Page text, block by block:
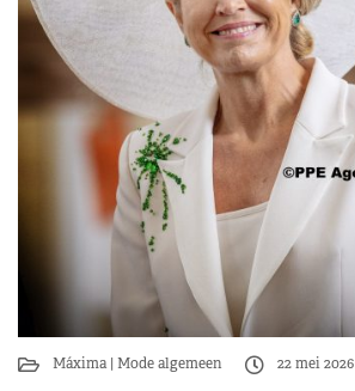
Máxima Mode algemeen 22 mei 2026